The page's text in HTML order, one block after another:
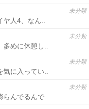
未分類
人4、なん..
未分類
めに休憩し..
未分類
に入ってい..
未分類
んでるんで..